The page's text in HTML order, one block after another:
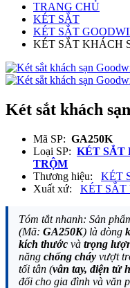
TRANG CHỦ
KÉT SẮT
KÉT SẮT
KÉT SẮT KHÁCH
Két sắt khách
Mã SP: GA250K
Loại SP: KÉT SẮT
TRỘM
Thương hiệu: KÉT
Xuất xứ: KÉT
Tóm tắt nhanh: Sản
(Mã: GA250K) là dòng
kích thước và trọng
năng chống cháy vượt
tối tân (vân tay, điện tử
đối cho gia đình và văn